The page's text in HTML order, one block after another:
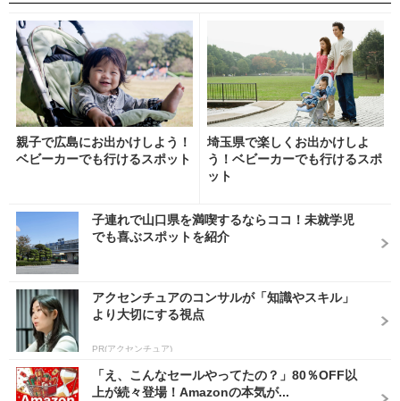
親子で広島にお出かけしよう！
ベビーカーでも行けるスポット
埼玉県で楽しくお出かけしよ
う！ベビーカーでも行けるスポ
ット
子連れで山口県を満喫するならココ！未就学児
でも喜ぶスポットを紹介
アクセンチュアのコンサルが「知識やスキル」
より大切にする視点
PR(アクセンチュア)
「え、こんなセールやってたの？」80％OFF以
上が続々登場！Amazonの本気が...